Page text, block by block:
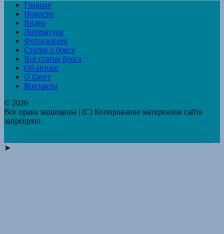
Главная
Новости
Видео
Литература
Фотогалерея
Статьи о боксе
Все статьи блога
Об авторе
О блоге
Контакты
© 2026
Все права защищены | (C) Копирование материалов сайта
запрещено
➤